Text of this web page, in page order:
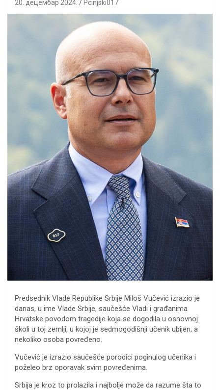
20. децембар 2024. Pcinjski017
Predsednik Vlade Republike Srbije Miloš Vučević izrazio je
danas, u ime Vlade Srbije, saučešće Vladi i građanima
Hrvatske povodom tragedije koja se dogodila u osnovnoj
školi u toj zemlji, u kojoj je sedmogodišnji učenik ubijen, a
nekoliko osoba povređeno.
Vučević je izrazio saučešće porodici poginulog učenika i
poželeo brz oporavak svim povređenima.
Srbija je kroz to prolazila i najbolje može da razume šta to